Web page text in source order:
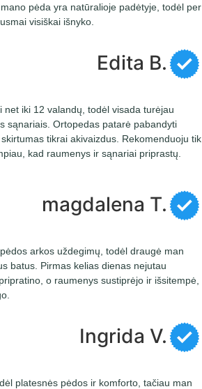
pėda yra natūralioje padėtyje, todėl per
visiškai išnyko.
Edita B.
net iki 12 valandų, todėl visada turėjau
sąnariais. Ortopedas patarė pabandyti
tikrai akivaizdus. Rekomenduoju tik
kad raumenys ir sąnariai priprastų.
magdalena T.
arkos uždegimų, todėl draugė man
batus. Pirmas kelias dienas nejutau
o raumenys sustiprėjo ir išsitempė,
Ingrida V.
platesnės pėdos ir komforto, tačiau man